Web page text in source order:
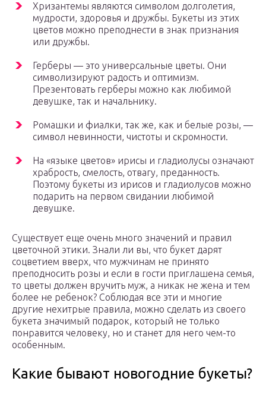
Хризантемы являются символом долголетия,
мудрости, здоровья и дружбы. Букеты из этих
цветов можно преподнести в знак признания
или дружбы.
Герберы — это универсальные цветы. Они
символизируют радость и оптимизм.
Презентовать герберы можно как любимой
девушке, так и начальнику.
Ромашки и фиалки, так же, как и белые розы, —
символ невинности, чистоты и скромности.
На «языке цветов» ирисы и гладиолусы означают
храбрость, смелость, отвагу, преданность.
Поэтому букеты из ирисов и гладиолусов можно
подарить на первом свидании любимой
девушке.
Существует еще очень много значений и правил
цветочной этики. Знали ли вы, что букет дарят
соцветием вверх, что мужчинам не принято
преподносить розы и если в гости приглашена семья,
то цветы должен вручить муж, а никак не жена и тем
более не ребенок? Соблюдая все эти и многие
другие нехитрые правила, можно сделать из своего
букета значимый подарок, который не только
понравится человеку, но и станет для него чем-то
особенным.
Какие бывают новогодние букеты?